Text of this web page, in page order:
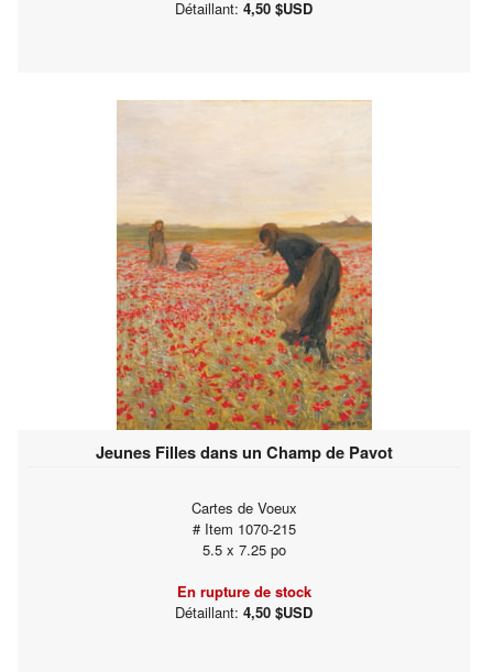
Détaillant: 4,50 $USD
Jeunes Filles dans un Champ de Pavot
Cartes de Voeux
# Item 1070-215
5.5 x 7.25 po
En rupture de stock
Détaillant: 4,50 $USD